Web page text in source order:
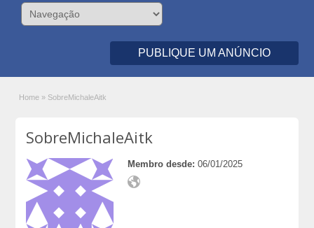
PUBLIQUE UM ANÚNCIO
Home » SobreMichaleAitk
SobreMichaleAitk
Membro desde: 06/01/2025